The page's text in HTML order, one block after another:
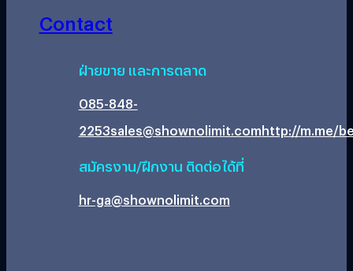
Contact
ฝ่ายขาย และการตลาด
085-848-
2253sales@shownolimit.comhttp://m.me/
สมัครงาน/ฝึกงาน ติดต่อได้ที่
hr-ga@shownolimit.com